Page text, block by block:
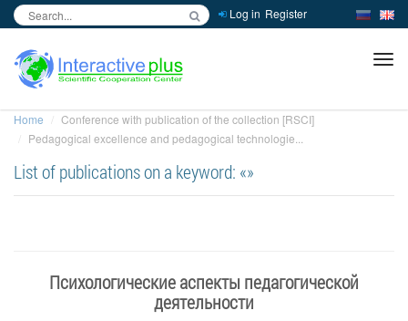
Log in Register
Home
Conference with publication of the collection [RSCI]
Pedagogical excellence and pedagogical technologie...
List of publications on a keyword: «»
Психологические аспекты педагогической
деятельности